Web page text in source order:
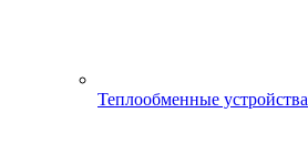
Теплообменные устройства